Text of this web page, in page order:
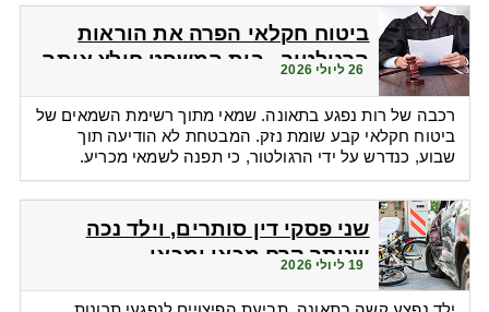
ביטוח חקלאי הפרה את הוראות
הרגולטור - בית המשפט חילץ אותה
26 ליולי 2026
רכבה של רות נפגע בתאונה. שמאי מתוך רשימת השמאים של
ביטוח חקלאי קבע שומת נזק. המבטחת לא הודיעה תוך
שבוע, כנדרש על ידי הרגולטור, כי תפנה לשמאי מכריע.
שני פסקי דין סותרים, וילד נכה
שנותר קרח מכאן ומכאן
19 ליולי 2026